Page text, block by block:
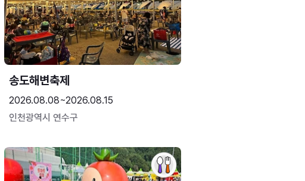
송도해변축제
2026.08.08~2026.08.15
인천광역시 연수구